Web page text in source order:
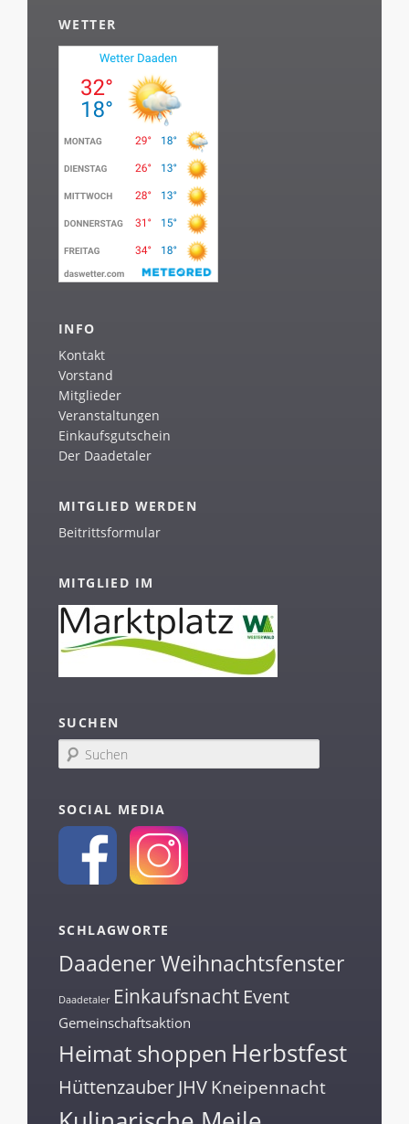
WETTER
INFO
Kontakt
Vorstand
Mitglieder
Veranstaltungen
Einkaufsgutschein
Der Daadetaler
MITGLIED WERDEN
Beitrittsformular
MITGLIED IM
SUCHEN
u
e
n
SOCIAL MEDIA
SCHLAGWORTE
Daadener Weihnachtsfenster
Daadetaler Einkaufsnacht Event
Gemeinschaftsaktion
Heimat shoppen Herbstfest
HüttenzauberJHVKneipennacht